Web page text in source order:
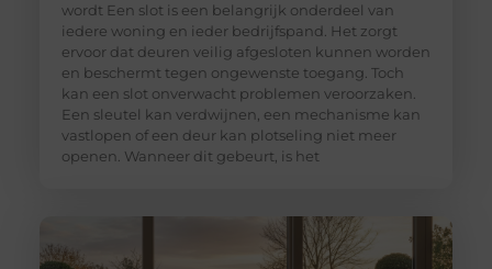
wordt Een slot is een belangrijk onderdeel van
iedere woning en ieder bedrijfspand. Het zorgt
ervoor dat deuren veilig afgesloten kunnen worden
en beschermt tegen ongewenste toegang. Toch
kan een slot onverwacht problemen veroorzaken.
Een sleutel kan verdwijnen, een mechanisme kan
vastlopen of een deur kan plotseling niet meer
openen. Wanneer dit gebeurt, is het